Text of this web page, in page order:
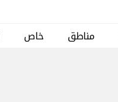
مناطق خاص